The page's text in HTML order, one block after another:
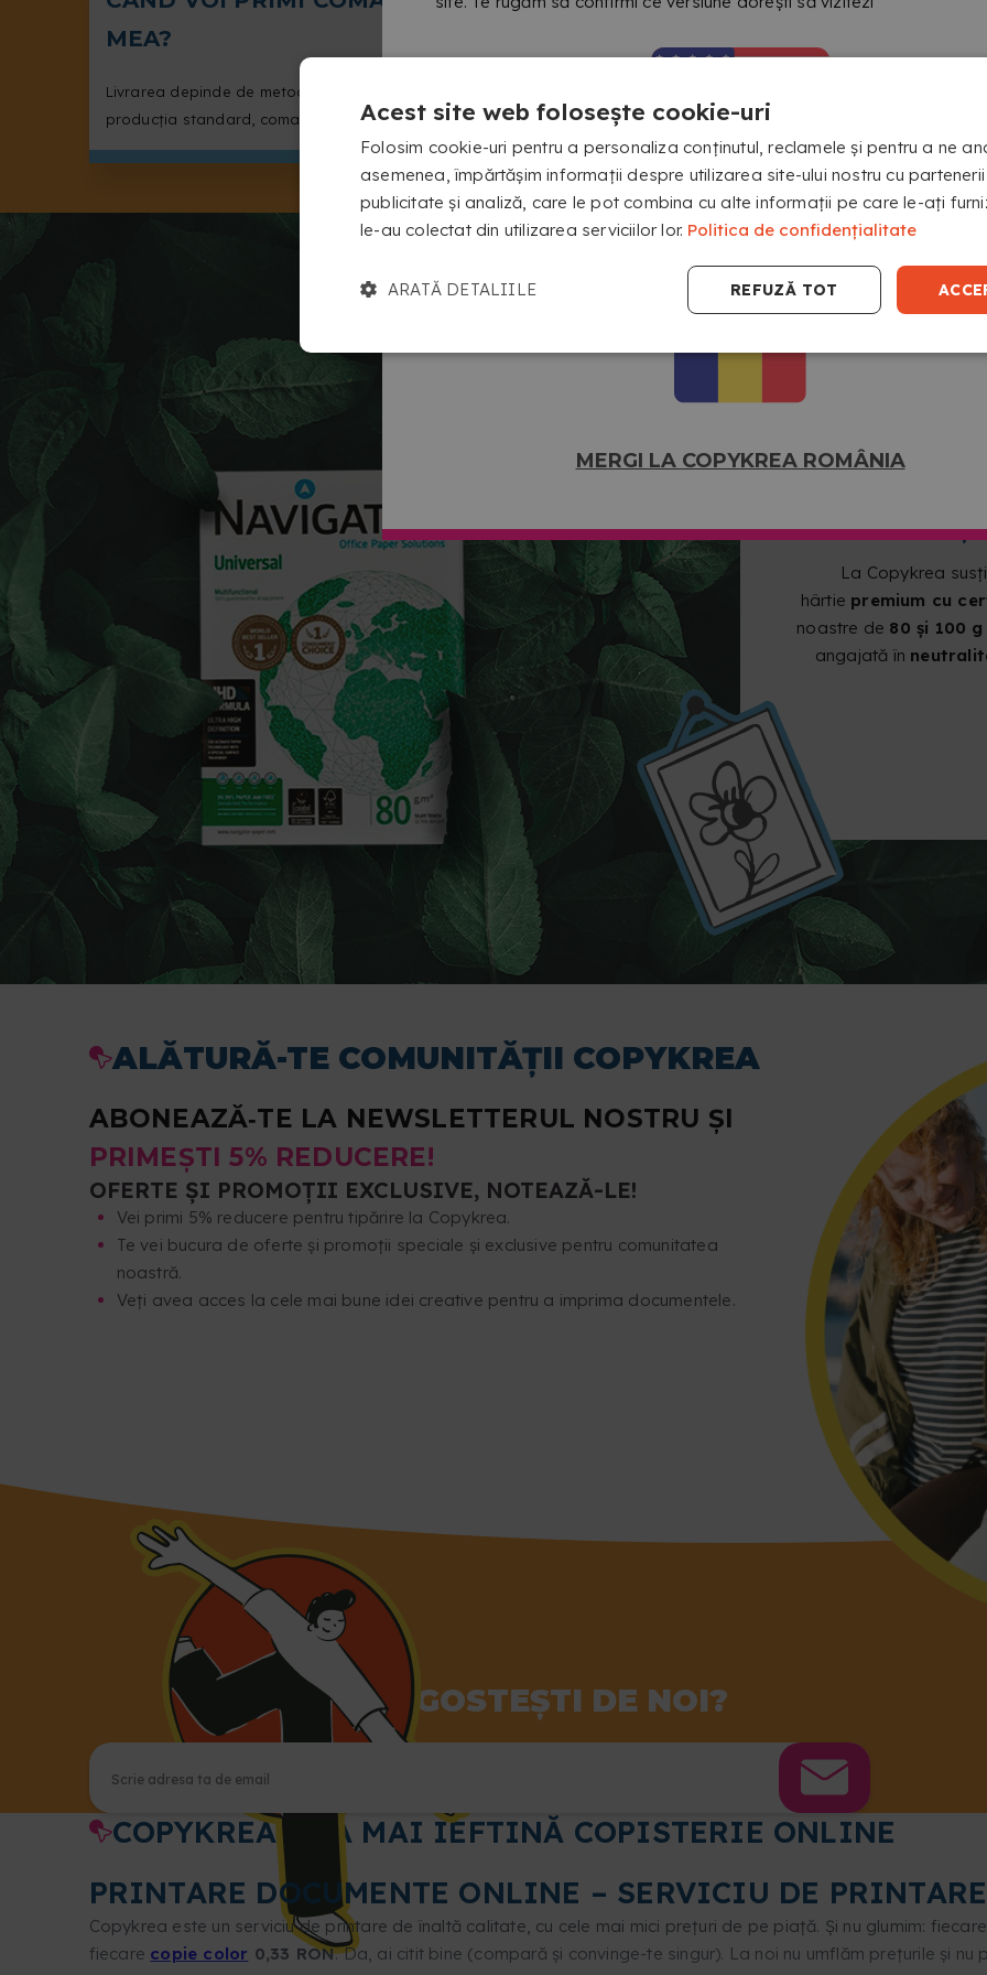
MERGI LA COPYKREA USA
MERGI LA COPYKREA ROMÂNIA
MEA?
Livrarea depinde de metoda de producție. Cu
producția standard, comanda ajunge în 5 până la
8 zile zile lucrătoare.
mult de 16 culori de spirale, copertă și spatele
copertei.
La Copykrea
hârtie premium cu
noastre de 80 și 100 g
angajată în
ALĂTURĂ-TE COMUNITĂȚII COPYKREA
ABONEAZĂ‑TE LA NEWSLETTERUL NOSTRU ȘI
PRIMEȘTI 5% REDUCERE!
OFERTE ȘI PROMOȚII EXCLUSIVE, NOTEAZĂ-LE!
Vei primi 5% reducere pentru tipărire la Copykrea.
Te vei bucura de oferte și promoții speciale și exclusive pentru comunitatea
noastră.
Veți avea acces la cele mai bune idei creative pentru a imprima documentele.
TE ÎNDRĂGOSTEȘTI DE NOI?
COPYKREA. CEA MAI IEFTINĂ COPISTERIE ONLINE
PRINTARE DOCUMENTE ONLINE – SERVICIU DE
Copykrea este un serviciu de printare de înaltă calitate, cu cele mai mici prețuri de pe piață. Și nu glumim:
fiecare copie color 0,33 RON. Da, ai citit bine (compară și convinge-te singur). La noi nu umflăm prețurile și
Acest site web folosește cookie-uri
Folosim cookie-uri pentru a personaliza conținutul, reclamele și pentru a ne
asemenea, împărtășim informații despre utilizarea site-ului nostru cu
publicitate și analiză, care le pot combina cu alte informații pe care le-ați
le-au colectat din utilizarea serviciilor lor. Politica de confidențialitate
REFUZĂ TOT
ARATĂ DETALIILE